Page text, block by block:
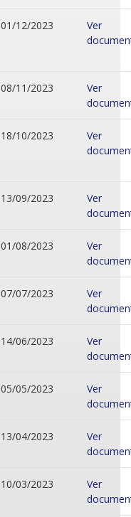
01/12/2023
Ver
08/11/2023
Ver
18/10/2023
Ver
13/09/2023
Ver
01/08/2023
Ver
07/07/2023
Ver
14/06/2023
Ver
05/05/2023
Ver
13/04/2023
Ver
10/03/2023
Ver